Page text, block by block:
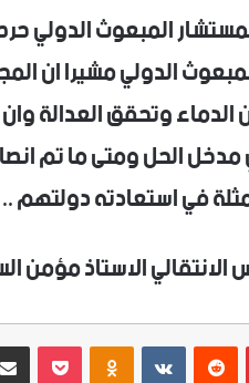
المبعوث الدولي
الدولي مشيرا ان
وتحقق العدالة
الحل ومتى ما تم
في استعادته دولتهم ..
الاستاذ مؤمن
بينتيريست
‏Reddit
‏VKontakte